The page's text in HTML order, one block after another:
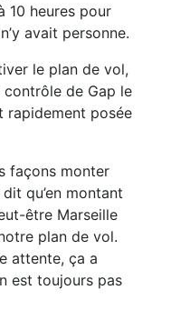
10 heures pour
avait personne.
le plan de vol,
contrôle de Gap le
rapidement posée
façons monter
qu’en montant
être Marseille
plan de vol.
attente, ça a
est toujours pas